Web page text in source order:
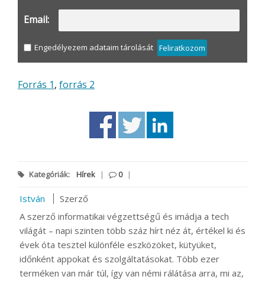
Email:
Engedélyezem adataim tárolását Feliratkozom
Forrás 1, forrás 2
Kategóriák: Hírek | 0 |
István
Szerző
A szerző informatikai végzettségű és imádja a tech
világát – napi szinten több száz hírt néz át, értékel ki és
évek óta tesztel különféle eszközöket, kütyüket,
időnként appokat és szolgáltatásokat. Több ezer
terméken van már túl, így van némi rálátása arra, mi az,